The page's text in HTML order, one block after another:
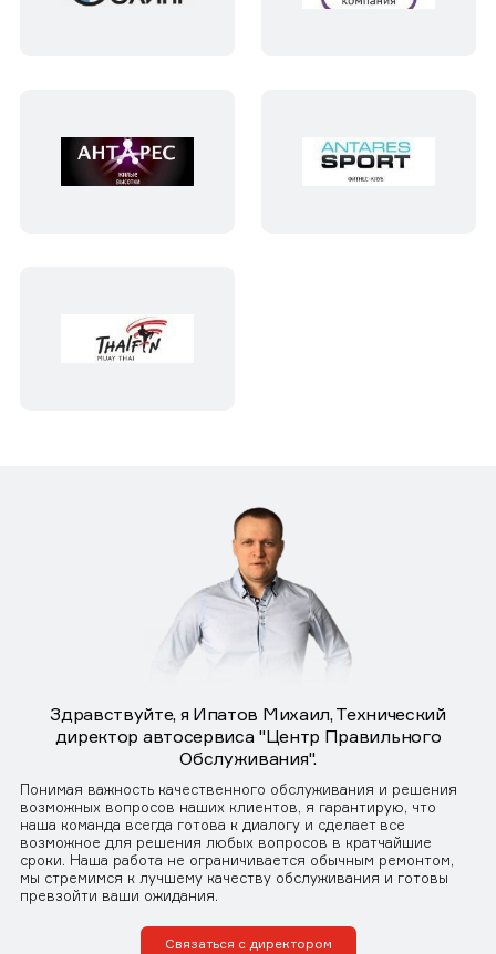
Здравствуйте, я Ипатов Михаил, Технический
директор автосервиса "Центр Правильного
Обслуживания".
Понимая важность качественного обслуживания и решения
возможных вопросов наших клиентов, я гарантирую, что
наша команда всегда готова к диалогу и сделает все
возможное для решения любых вопросов в кратчайшие
сроки. Наша работа не ограничивается обычным ремонтом,
мы стремимся к лучшему качеству обслуживания и готовы
превзойти ваши ожидания.
Связаться с директором